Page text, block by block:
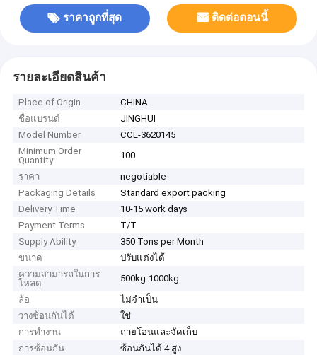
ราคาถูกที่สุด ติดต่อตอนนี้
รายละเอียดสินค้า
Place of Origin
CHINA
ชื่อแบรนด์
JINGHUI
Model Number
CCL-3620145
Minimum Order
Quantity
100
ราคา
negotiable
Packaging Details
Standard export packing
Delivery Time
10-15 work days
Payment Terms
T/T
Supply Ability
350 Tons per Month
ขนาด
ปรับแต่งได้
ความสามารถในการ
โหลด
500kg-1000kg
ล้อ
ไม่จำเป็น
วางซ้อนกันได้
ใช่
การทำงาน
ถ่ายโอนและจัดเก็บ
การซ้อนกัน
ซ้อนกันได้ 4 สูง